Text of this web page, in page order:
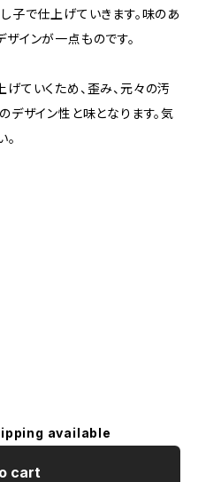
子で仕上げていきます。味のあ
インが一点ものです。
ていくため、歪み、元々の汚
デザイン性と味となります。気
available
cart